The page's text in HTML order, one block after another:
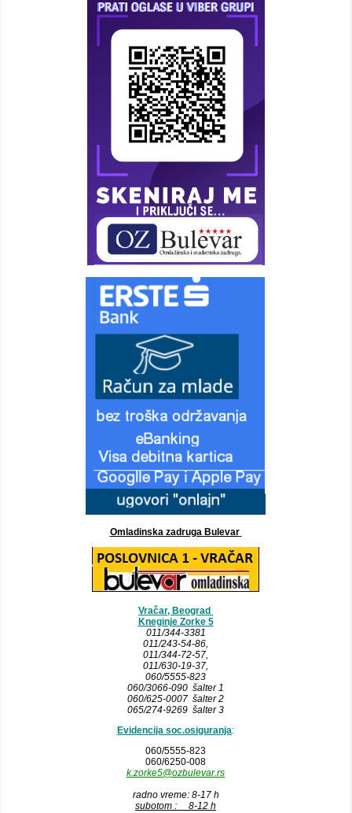
Omladinska zadruga Bulevar
Vračar, Beograd
Kneginje Zorke 5
011/344-3381
011/243-54-86,
011/344-72-57,
011/630-19-37,
060/5555-823
060/3066-090 šalter 1
060/625-0007 šalter 2
065/274-9269 šalter 3
Evidencija soc.osiguranja:
060/5555-823
060/6250-008
k.zorke5@ozbulevar.rs
radno vreme: 8-17 h
subotom : 8-12 h